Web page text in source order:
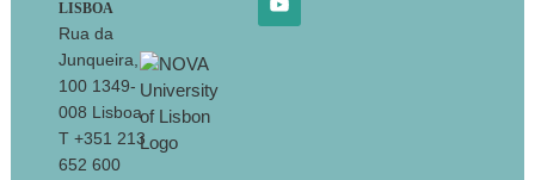
LISBOA
Rua da
Junqueira,
100 1349-
008 Lisboa
T +351 213
652 600